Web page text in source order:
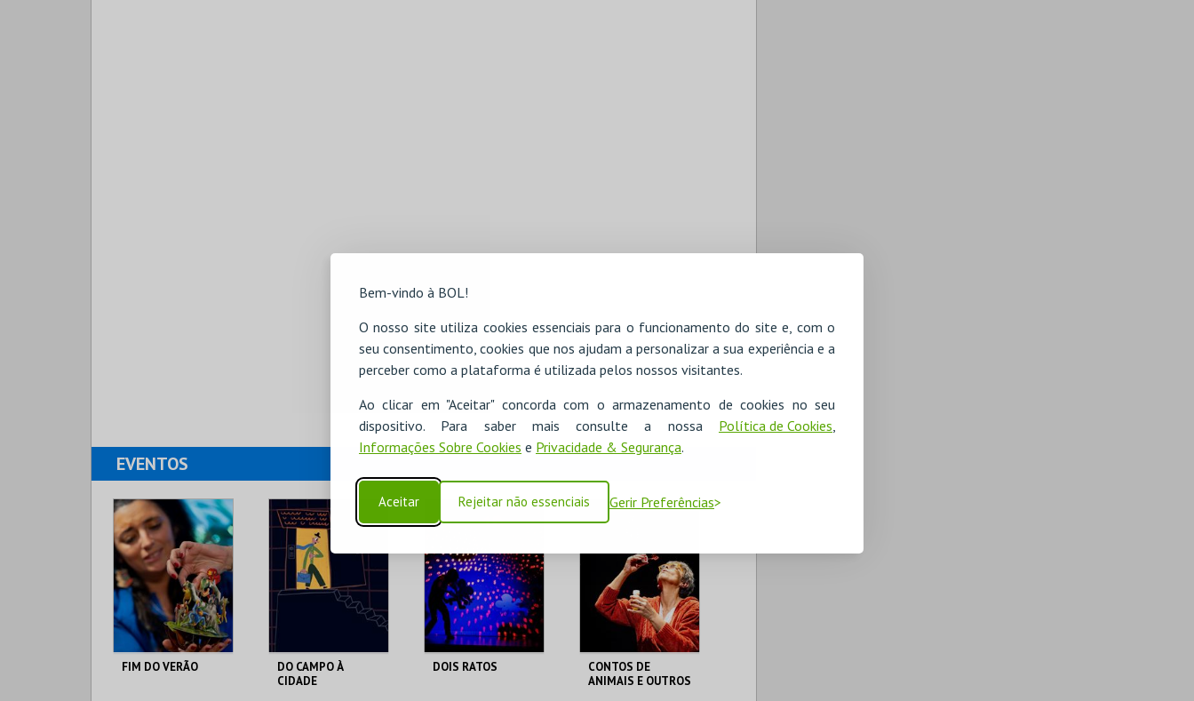
Bem-vindo à BOL!
O nosso site utiliza cookies essenciais para o funcionamento do site e, com o
seu consentimento, cookies que nos ajudam a personalizar a sua experiência e a
perceber como a plataforma é utilizada pelos nossos visitantes.
Ao clicar em "Aceitar" concorda com o armazenamento de cookies no seu
dispositivo. Para saber mais consulte a nossa Política de Cookies
Informações Sobre Cookies e Privacidade & Segurança.
Aceitar Rejeitar não essenciais Gerir Preferências
EVENTOS
FIM DO VERÃO
DO CAMPO À
CIDADE
DOIS RATOS
CONTOS DE
ANIMAIS E OUTROS